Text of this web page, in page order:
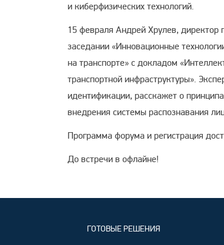
и киберфизических технологий.
15 февраля Андрей Хрулев, директор
заседании «Инновационные
на транспорте» с докладом
транспортной инфраструктуры».
идентификации, расскажет о
внедрения системы распознавания
Программа форума и регистрация
До встречи в офлайне!
ГОТОВЫЕ РЕШЕНИЯ